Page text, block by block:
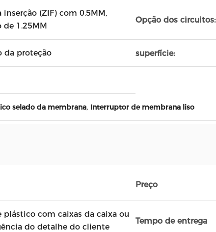
inserção (ZIF) com 0.5MM,
de 1.25MM
Opção dos circuitos:
da proteção superfície:
selado da membrana, Interruptor de membrana liso
Preço
plástico com caixas da caixa ou
do detalhe do cliente
Tempo de entrega